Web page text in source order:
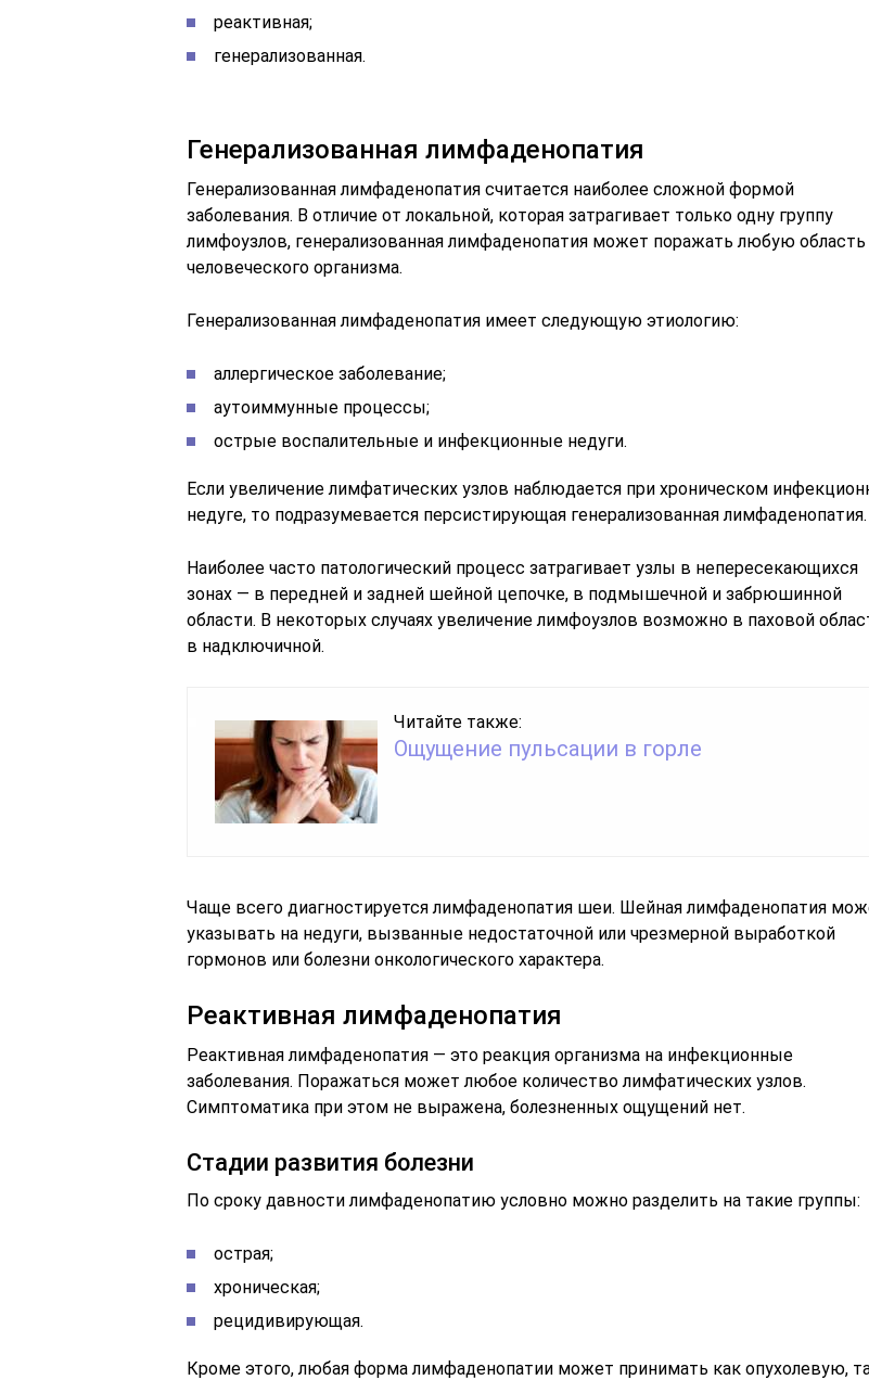
реактивная;
генерализованная.
Генерализованная лимфаденопатия
Генерализованная лимфаденопатия считается наиболее сложной формой
заболевания. В отличие от локальной, которая затрагивает только одну группу
лимфоузлов, генерализованная лимфаденопатия может поражать любую область
человеческого организма.
Генерализованная лимфаденопатия имеет следующую этиологию:
аллергическое заболевание;
аутоиммунные процессы;
острые воспалительные и инфекционные недуги.
Если увеличение лимфатических узлов наблюдается при хроническом
недуге, то подразумевается персистирующая генерализованная лимфаденопатия.
Наиболее часто патологический процесс затрагивает узлы в непересекающихся
зонах — в передней и задней шейной цепочке, в подмышечной и забрюшинной
области. В некоторых случаях увеличение лимфоузлов возможно в паховой
в надключичной.
Читайте также:
Ощущение пульсации в горле
Чаще всего диагностируется лимфаденопатия шеи. Шейная лимфаденопатия
указывать на недуги, вызванные недостаточной или чрезмерной выработкой
гормонов или болезни онкологического характера.
Реактивная лимфаденопатия
Реактивная лимфаденопатия — это реакция организма на инфекционные
заболевания. Поражаться может любое количество лимфатических узлов.
Симптоматика при этом не выражена, болезненных ощущений нет.
Стадии развития болезни
По сроку давности лимфаденопатию условно можно разделить на такие группы:
острая;
хроническая;
рецидивирующая.
Кроме этого, любая форма лимфаденопатии может принимать как опухолевую,